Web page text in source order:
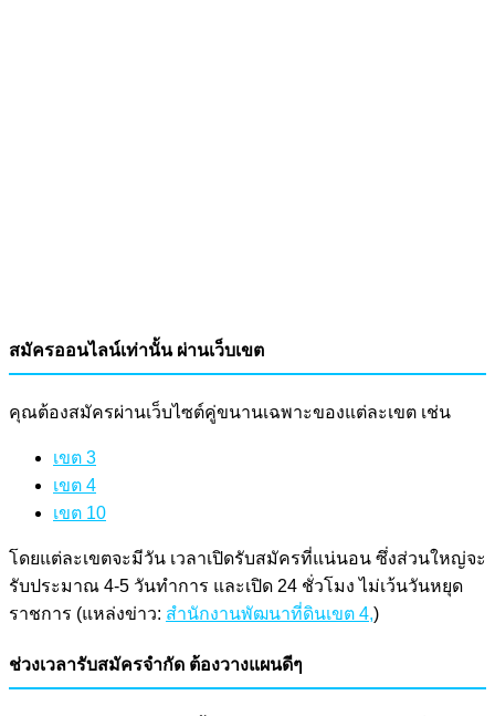
สมัครออนไลน์เท่านั้น ผ่านเว็บเขต
คุณต้องสมัครผ่านเว็บไซต์คู่ขนานเฉพาะของแต่ละเขต เช่น
เขต 3
เขต 4
เขต 10
โดยแต่ละเขตจะมีวัน เวลาเปิดรับสมัครที่แน่นอน ซึ่งส่วนใหญ่จะ
รับประมาณ 4-5 วันทำการ และเปิด 24 ชั่วโมง ไม่เว้นวันหยุด
ราชการ (แหล่งข่าว: สำนักงานพัฒนาที่ดินเขต 4,)
ช่วงเวลารับสมัครจำกัด ต้องวางแผนดีๆ